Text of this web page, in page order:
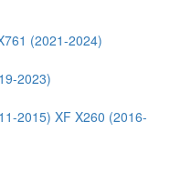
(2021-2024)
2023)
2015) XF X260 (2016-